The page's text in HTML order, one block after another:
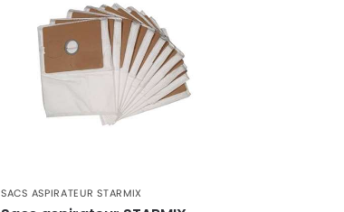
SACS ASPIRATEUR STARMIX